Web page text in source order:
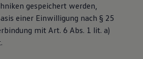
gespeichert werden,
einer Einwilligung nach § 25
mit Art. 6 Abs. 1 lit. a)